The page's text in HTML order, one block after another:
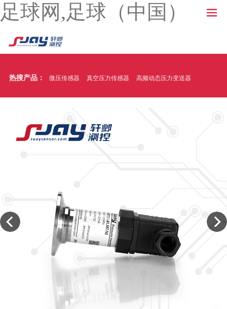
足球网,足球（中国）
热搜产品： 微压传感器 真空压力传感器 高频动态压力变送器 温压一体